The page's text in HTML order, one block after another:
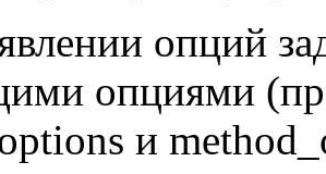
опций
опциями
и